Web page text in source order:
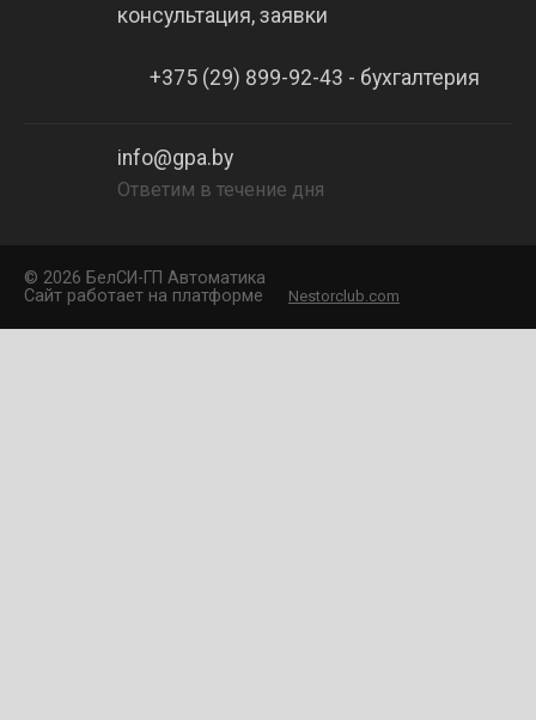
консультация, заявки
+375 (29) 899-92-43 - бухгалтерия
info@gpa.by
Ответим в течение дня
© 2026 БелCИ-ГП Автоматика
Сайт работает на платформе
Nestorclub.com